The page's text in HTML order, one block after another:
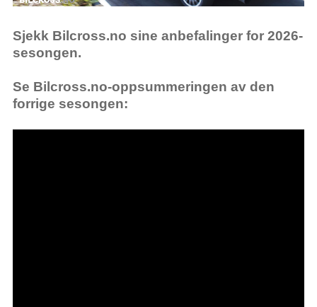
Sjekk Bilcross.no sine anbefalinger for 2026-
sesongen.
Se Bilcross.no-oppsummeringen av den
forrige sesongen: